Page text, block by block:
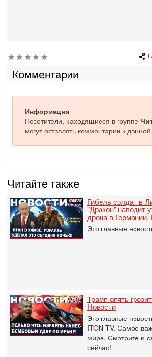
Комментарии
Информация
Посетители, находящиеся в группе
могут оставлять комментарии к
Читайте также
Гибель солдат в
"Дракон" наводит
дрона в Германии.
Это главные
Трамп опять
Новости
Это главные
ITON-TV. Самое
мире. Смотрите и
сейчас!